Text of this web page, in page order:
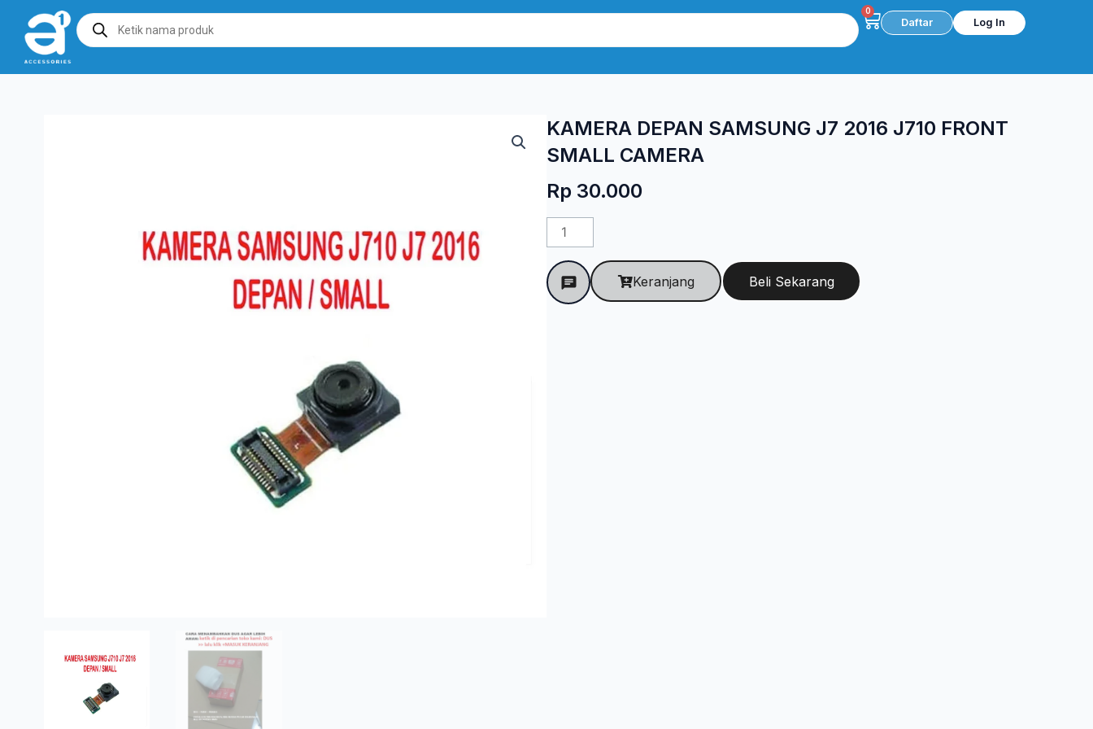
Products
search
0
CartDaftar Log In
KAMERA DEPAN SAMSUNG J7 2016 J710 FRONT
SMALL CAMERA
Rp 30.000
Kuantitas
KAMERA
DEPAN
SAMSUNG
Keranjang Beli Sekarang